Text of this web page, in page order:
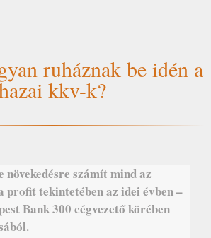
ruháznak be idén a
kkv-k?
növekedésre számít mind az
profit tekintetében az idei évben –
Bank 300 cégvezető körében